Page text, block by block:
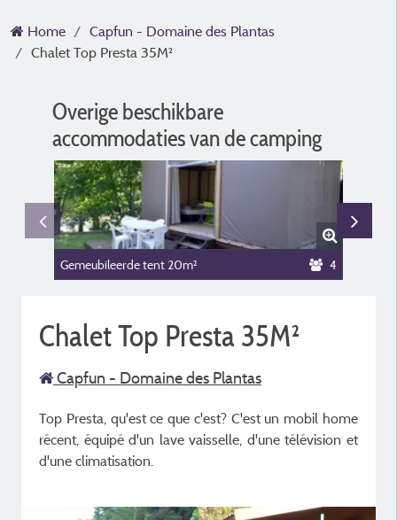
Home
Capfun - Domaine des Plantas
Chalet Top Presta 35M²
Overige beschikbare
accommodaties van de camping
Gemeubileerde tent 20m² 4
Chalet Top Presta 35M²
Capfun - Domaine des Plantas
Top Presta, qu'est ce que c'est? C'est un mobil home
récent, équipé d'un lave vaisselle, d'une télévision et
d'une climatisation.